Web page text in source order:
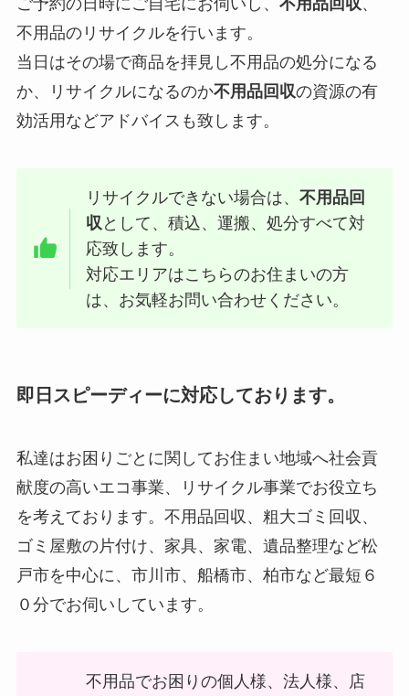
不用品のリサイクルを行います。
当日はその場で商品を拝見し不用品の処分になる
か、リサイクルになるのか不用品回収の資源の有
効活用などアドバイスも致します。
リサイクルできない場合は、不用品回
収 として、積込、運搬、処分すべて対
応致します。
対応エリアはこちらのお住まいの方
は、お気軽お問い合わせください。
即日スピーディーに対応しております。
私達はお困りごとに関してお住まい地域へ社会貢
献度の高いエコ事業、リサイクル事業でお役立ち
を考えております。不用品回収、粗大ゴミ回収、
ゴミ屋敷の片付け、家具、家電、遺品整理など松
戸市を中心に、市川市、船橋市、柏市など最短６
０分でお伺いしています。
不用品でお困りの個人様、法人様、店